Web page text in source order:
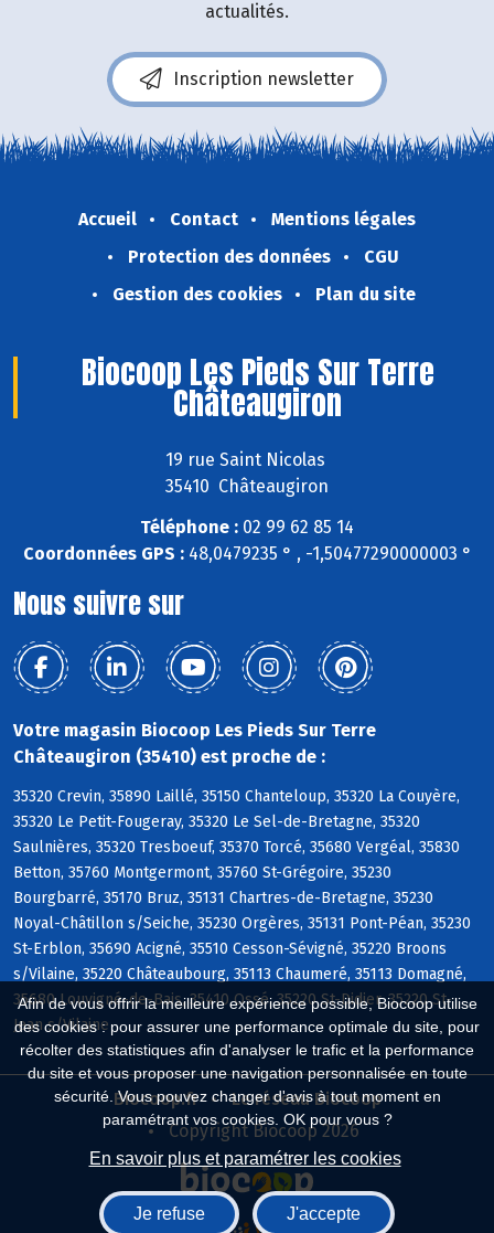
Afin de vous offrir la meilleure expérience possible, Biocoop utilise
des cookies : pour assurer une performance optimale du site, pour
récolter des statistiques afin d'analyser le trafic et la performance
du site et vous proposer une navigation personnalisée en toute
sécurité. Vous pouvez changer d'avis à tout moment en
paramétrant vos cookies. OK pour vous ?
En savoir plus et paramétrer les cookies
Je refuse J'accepte
actualités.
Inscription newsletter
Accueil Contact
Mentions légales
Protection des données
CGU
Gestion des cookies
Plan du site
Biocoop Les Pieds Sur Terre
Châteaugiron
19 rue Saint Nicolas
35410 Châteaugiron
Téléphone : 02 99 62 85 14
Coordonnées GPS :48,0479235 ° , -1,50477290000003 °
Nous suivre sur
Votre magasin Biocoop Les Pieds Sur Terre
Châteaugiron (35410) est proche de :
35320 Crevin, 35890 Laillé, 35150 Chanteloup, 35320 La Couyère,
35320 Le Petit-Fougeray, 35320 Le Sel-de-Bretagne, 35320
Saulnières, 35320 Tresboeuf, 35370 Torcé, 35680 Vergéal, 35830
Betton, 35760 Montgermont, 35760 St-Grégoire, 35230
Bourgbarré, 35170 Bruz, 35131 Chartres-de-Bretagne, 35230
Noyal-Châtillon s/Seiche, 35230 Orgères, 35131 Pont-Péan, 35230
St-Erblon, 35690 Acigné, 35510 Cesson-Sévigné, 35220 Broons
s/Vilaine, 35220 Châteaubourg, 35113 Chaumeré, 35113 Domagné,
35680 Louvigné-de-Bais, 35410 Ossé, 35220 St-Didier, 35220 St-
Jean s/Vilaine
Biocoop.fr
Le réseau Biocoop
Copyright Biocoop 2026